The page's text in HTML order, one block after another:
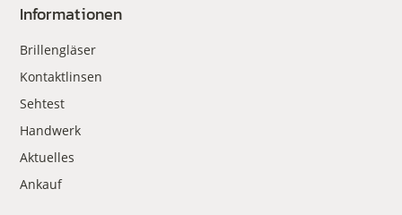
Informationen
Brillengläser
Kontaktlinsen
Sehtest
Handwerk
Aktuelles
Ankauf